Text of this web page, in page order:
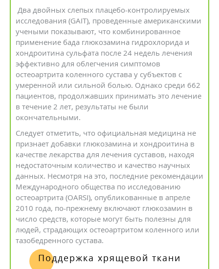
Два двойных слепых плацебо-контролируемых
исследования (GAIT), проведенные американскими
учеными показывают, что комбинированное
применение бада глюкозамина гидрохлорида и
хондроитина сульфата после 24 недель лечения
эффективно для облегчения симптомов
остеоартрита коленного сустава у субъектов с
умеренной или сильной болью. Однако среди 662
пациентов, продолжавших принимать это лечение
в течение 2 лет, результаты не были
окончательными.
Следует отметить, что официальная медицина не
признает добавки глюкозамина и хондроитина в
качестве лекарства для лечения суставов, находя
недостаточным количество и качество научных
данных. Несмотря на это, последние рекомендации
Международного общества по исследованию
остеоартрита (OARSI), опубликованные в апреле
2010 года, по-прежнему включают глюкозамин в
число средств, которые могут быть полезны для
людей, страдающих остеоартритом коленного или
тазобедренного сустава.
Поддержка хрящевой ткани